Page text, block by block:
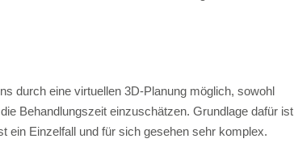
durch eine virtuellen 3D-Planung möglich, sowohl
Behandlungszeit einzuschätzen. Grundlage dafür ist
ein Einzelfall und für sich gesehen sehr komplex.